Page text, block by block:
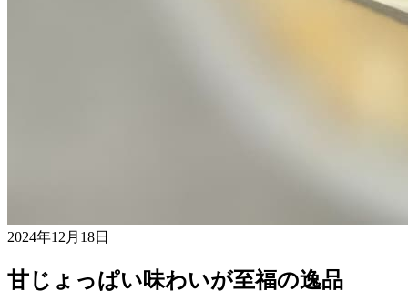
2024年12月18日
甘じょっぱい味わいが至福の逸品